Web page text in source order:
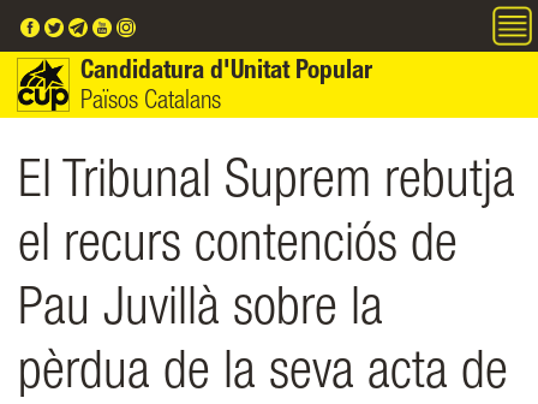
Candidatura d'Unitat Popular
Països Catalans
El Tribunal Suprem rebutja
el recurs contenciós de
Pau Juvillà sobre la
pèrdua de la seva acta de